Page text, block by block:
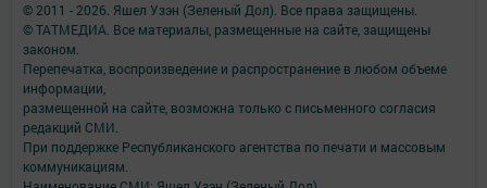
© 2011 - 2026. Яшел Узэн (Зеленый Дол). Все права защищены.
© ТАТМЕДИА. Все материалы, размещенные на сайте, защищены
законом.
Перепечатка, воспроизведение и распространение в любом объеме
информации,
размещенной на сайте, возможна только с письменного согласия
редакций СМИ.
При поддержке Республиканского агентства по печати и массовым
коммуникациям.